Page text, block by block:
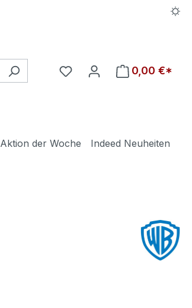
Du hast 0 Produkte auf
0,00 €*
Aktion der Woche
Indeed Neuheiten